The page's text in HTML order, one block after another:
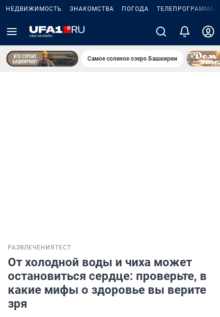
НЕДВИЖИМОСТЬ ЗНАКОМСТВА ПОГОДА ТЕЛЕПРОГРАММА
Самое соленое озеро Башкирии
РАЗВЛЕЧЕНИЯ ТЕСТ
От холодной воды и чиха может
остановиться сердце: проверьте, в
какие мифы о здоровье вы верите
зря